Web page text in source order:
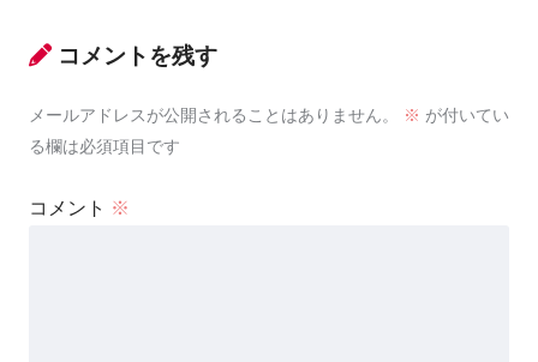
コメントを残す
メールアドレスが公開されることはありません。 ※ が付いてい
る欄は必須項目です
コメント ※